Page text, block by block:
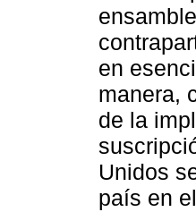
en
manera,
de la
Unidos
país en